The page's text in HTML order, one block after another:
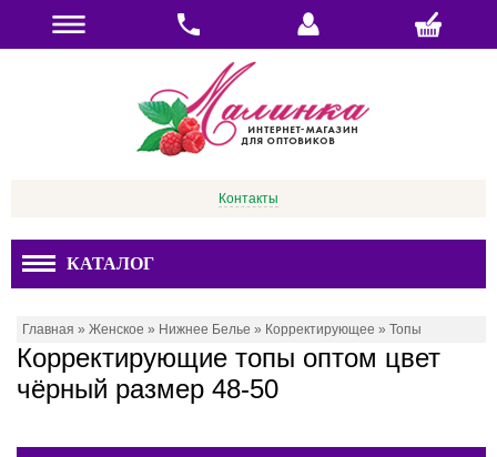
Контакты
КАТАЛОГ
Главная » Женское » Нижнее Белье » Корректирующее » Топы
Корректирующие топы оптом цвет
чёрный размер 48-50